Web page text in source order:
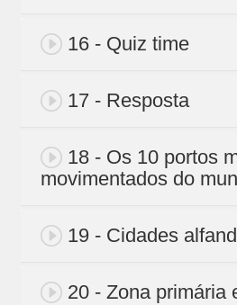
16 - Quiz time
17 - Resposta
18 - Os 10 portos
movimentados do
19 - Cidades
20 - Zona primária